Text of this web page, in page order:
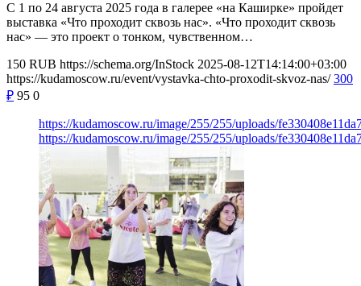
С 1 по 24 августа 2025 года в галерее «на Каширке» пройдет
выставка «Что проходит сквозь нас». «Что проходит сквозь
нас» — это проект о тонком, чувственном…
150 RUB https://schema.org/InStock 2025-08-12T14:14:00+03:00
https://kudamoscow.ru/event/vystavka-chto-proxodit-skvoz-nas/ 300
₽ 95 0
https://kudamoscow.ru/image/255/255/uploads/
https://kudamoscow.ru/image/255/255/uploads/